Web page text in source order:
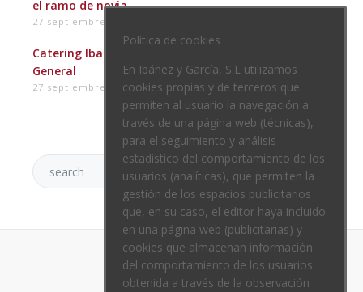
el ramo de novia.
27 septiembre, 2019 |
Catering Ibagar, nueva propiedad y nuevo Director
General
27 septiembre, 2019
Política de cookies
En Ibáñez y García, S.L utilizamos
cookies propias y de terceros que
permiten al usuario la navegación a
través de una página web (técnicas),
para el seguimiento y análisis
estadístico del comportamiento de los
usuarios (analíticas), que permiten la
gestión de los espacios publicitarios
que, en su caso, el editor haya incluido
en una página web (publicitarias) y
cookies que almacenan información
del comportamiento de los usuarios
obtenida a través de la observación